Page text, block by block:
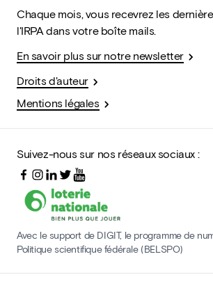
Chaque mois, vous recevrez les
l'IRPA dans votre boîte mails.
En savoir plus sur notre newsletter
Droits d'auteur
Mentions légales
Suivez-nous sur nos réseaux sociaux :
Avec le support de DIGIT, le programme de
Politique scientifique fédérale (BELSPO)